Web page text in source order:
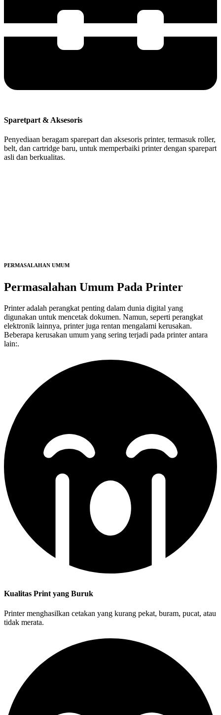
Sparetpart & Aksesoris
Penyediaan beragam sparepart dan aksesoris printer, termasuk roller,
belt, dan cartridge baru, untuk memperbaiki printer dengan sparepart
asli dan berkualitas.
PERMASALAHAN UMUM
Permasalahan Umum Pada Printer
Printer adalah perangkat penting dalam dunia digital yang
digunakan untuk mencetak dokumen. Namun, seperti perangkat
elektronik lainnya, printer juga rentan mengalami kerusakan.
Beberapa kerusakan umum yang sering terjadi pada printer antara
lain:.
Kualitas Print yang Buruk
Printer menghasilkan cetakan yang kurang pekat, buram, pucat, atau
tidak merata.